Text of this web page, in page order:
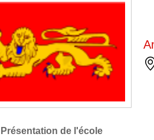
Présentation de l'école